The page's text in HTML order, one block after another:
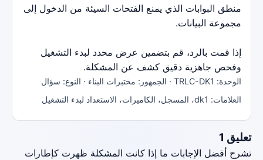
منطق البوابات الذي يمنع الفتحات السيئة من الدخول إلى
مجموعة البيانات.
إذا قمت بالرد، قم بتضمين عرض محدد لبدء التشغيل
وفحص جاهزية دقيق كشف عن المشكلة.
الوحدة: TRLC-DK1 · الجمهور: مختبرات البناء · النوع: سؤال
العلامات: dk1، المسجل، الكاميرات، الاستعداد لبدء التشغيل
تعليق 1
تشرح أفضل الإجابات ما إذا كانت المشكلة ظهرت كإطارات